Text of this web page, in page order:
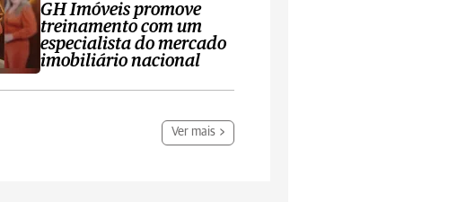
GH Imóveis promove
treinamento com um
especialista do mercado
imobiliário nacional
Ver mais